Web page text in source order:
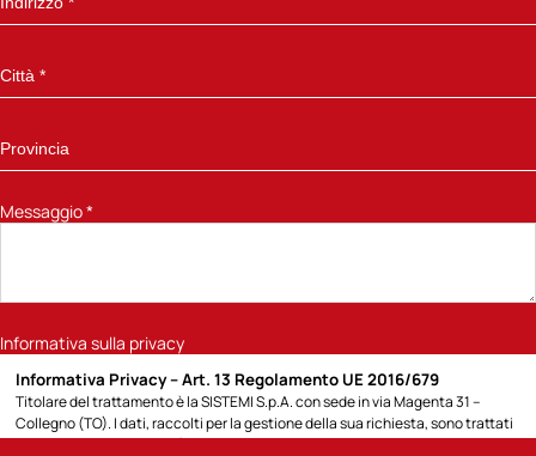
Messaggio*
Informativa sulla privacy
Informativa Privacy – Art. 13 Regolamento UE 2016/679
Titolare del trattamento è la SISTEMI S.p.A. con sede in via Magenta 31 –
Collegno (TO). I dati, raccolti per la gestione della sua richiesta, sono trattati
per la seguente finalità: 1) rispondere alla richiesta di informazioni sui prodotti